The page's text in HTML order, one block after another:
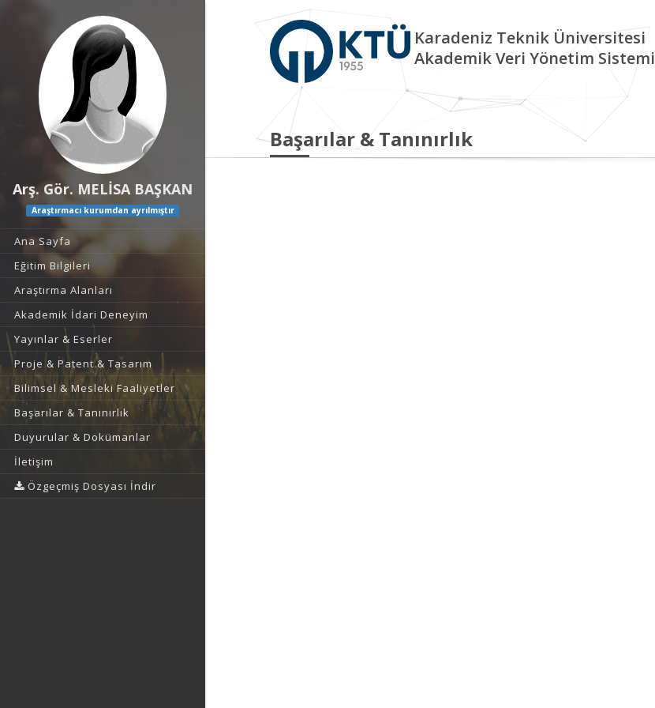
Arş. Gör. MELİSA BAŞKAN
Araştırmacı kurumdan ayrılmıştır
Ana Sayfa
Eğitim Bilgileri
Araştırma Alanları
Akademik İdari Deneyim
Yayınlar & Eserler
Proje & Patent & Tasarım
Bilimsel & Mesleki Faaliyetler
Başarılar & Tanınırlık
Duyurular & Dokümanlar
İletişim
Özgeçmiş Dosyası İndir
Karadeniz Teknik Üniversitesi
Akademik Veri Yönetim Sistemi
Başarılar & Tanınırlık